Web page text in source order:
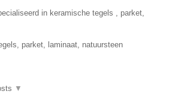
in keramische tegels , parket,
parket, laminaat, natuursteen
▼